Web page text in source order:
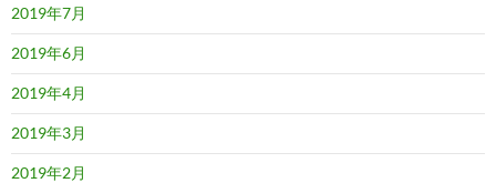
2019年7月
2019年6月
2019年4月
2019年3月
2019年2月